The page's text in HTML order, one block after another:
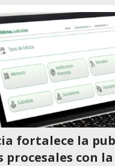
fortalece la
procesales con